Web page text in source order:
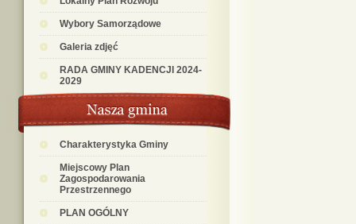
Wybory Samorządowe
Galeria zdjęć
RADA GMINY KADENCJI 2024-
2029
Charakterystyka Gminy
Miejscowy Plan
Zagospodarowania
Przestrzennego
PLAN OGÓLNY